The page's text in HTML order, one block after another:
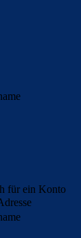
für ein Konto